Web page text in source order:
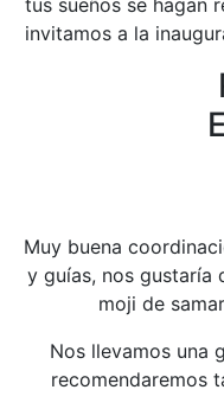
tus sueños se hagan
invitamos a la
Muy buena
y guías, nos gustaría
moji de
Nos llevamos una
recomendaremos